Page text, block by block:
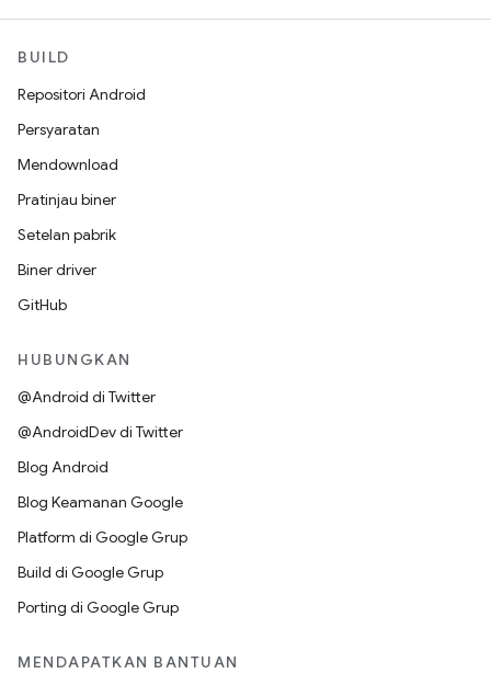
BUILD
Repositori Android
Persyaratan
Mendownload
Pratinjau biner
Setelan pabrik
Biner driver
GitHub
HUBUNGKAN
@Android di Twitter
@AndroidDev di Twitter
Blog Android
Blog Keamanan Google
Platform di Google Grup
Build di Google Grup
Porting di Google Grup
MENDAPATKAN BANTUAN